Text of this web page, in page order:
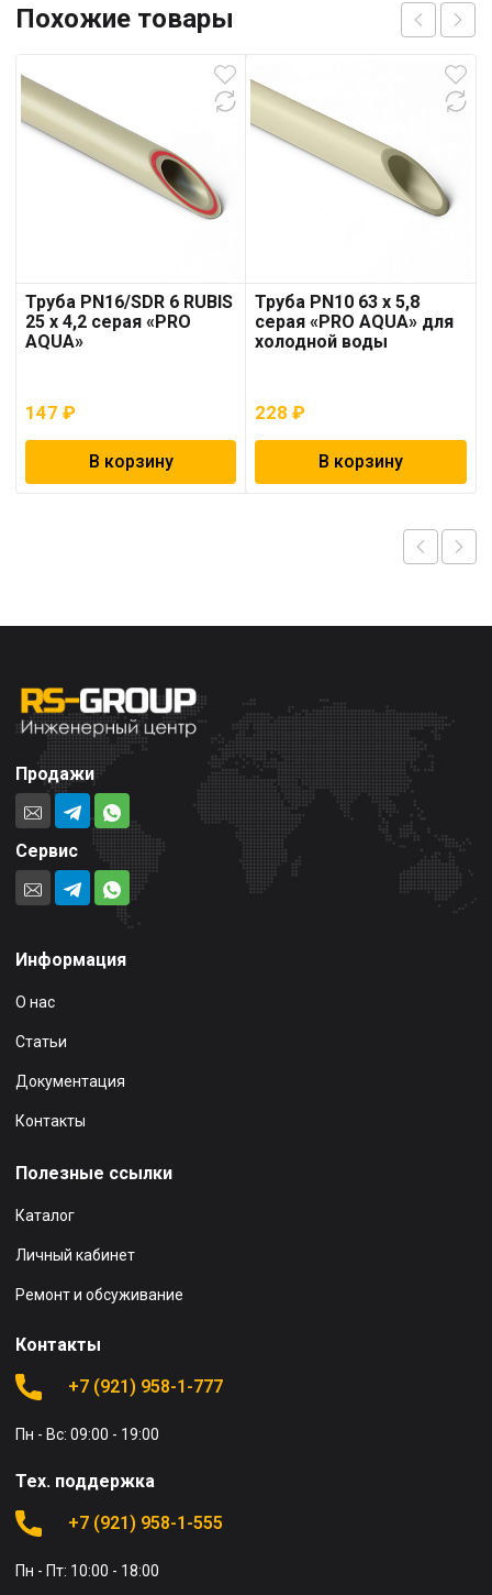
Похожие товары
Труба PN16/SDR 6 RUBIS
25 x 4,2 серая «PRO
AQUA»
147 ₽
В корзину
Труба PN10 63 x 5,8
серая «PRO AQUA» для
холодной воды
228₽
В корзину
Продажи
Сервис
Информация
О нас
Статьи
Документация
Контакты
Полезные ссылки
Каталог
Личный кабинет
Ремонт и обсуживание
Контакты
+7 (921) 958-1-777
Пн - Вс: 09:00 - 19:00
Тех. поддержка
+7 (921) 958-1-555
Пн - Пт: 10:00 - 18:00